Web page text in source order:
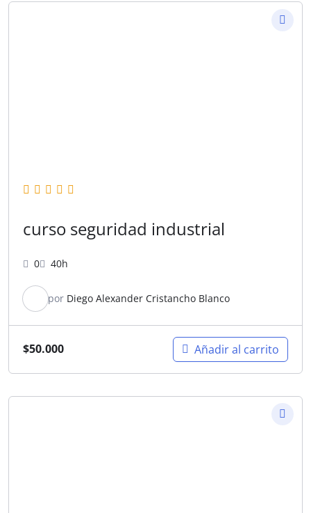
curso seguridad industrial
0 40h
por Diego Alexander Cristancho Blanco
$50.000 Añadir al carrito